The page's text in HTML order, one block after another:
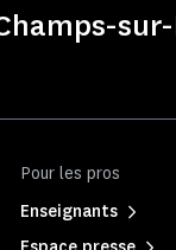
Pour les pros
Enseignants